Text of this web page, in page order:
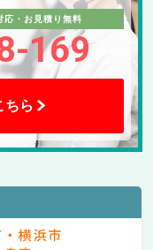
・お見積り無料
169
ちら